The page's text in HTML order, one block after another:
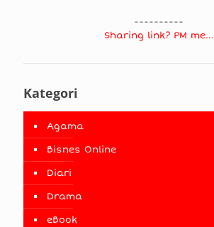
----------
Sharing link? PM me...
Kategori
Agama
Bisnes Online
Diari
Drama
eBook